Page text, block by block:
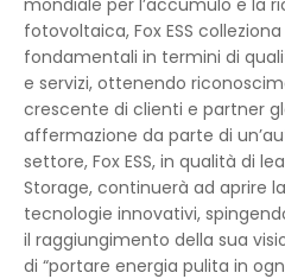
fotovoltaica, Fox ESS
fondamentali in termini di
e servizi, ottenendo
crescente di clienti e partner
affermazione da parte di
settore, Fox ESS, in qualità di
Storage, continuerà ad aprire
tecnologie innovativi,
il raggiungimento della sua
di “portare energia pulita in